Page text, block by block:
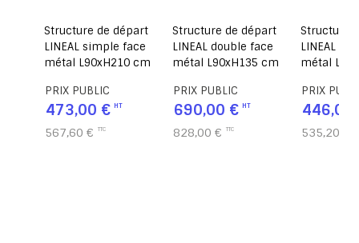
Structure de départ
LINEAL simple face
métal L90xH210 cm
PRIX PUBLIC
473,00 €
567,60 €
Structure de départ
LINEAL double face
métal L90xH135 cm
PRIX PUBLIC
690,00 €
828,00 €
Structure
LINEAL
métal
PRIX
446,00
535,20 €